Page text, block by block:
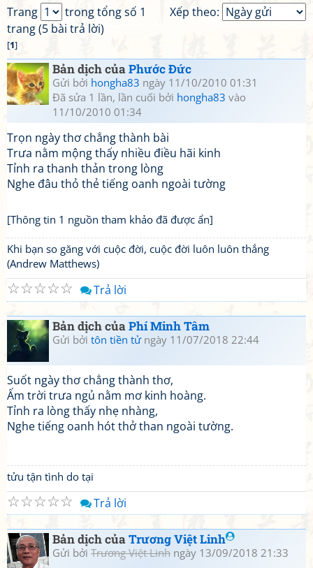
Xếp theo:
Trang
trong tổng số 1
trang (5 bài trả lời)
[1]
Bản dịch củaPhước Đức
Gửi bởi hongha83 ngày 11/10/2010 01:31
Đã sửa 1 lần, lần cuối bởi hongha83 vào
11/10/2010 01:34
Trọn ngày thơ chẳng thành bài
Trưa nằm mộng thấy nhiều điều hãi kinh
Tỉnh ra thanh thản trong lòng
Nghe đâu thỏ thẻ tiếng oanh ngoài tường
[Thông tin 1 nguồn tham khảo đã được ẩn]
Khi bạn so găng với cuộc đời, cuộc đời luôn luôn thắng
(Andrew Matthews)
☆
☆
☆
☆
☆ Trả lời
Bản dịch củaPhí Minh Tâm
Gửi bởi tôn tiền tửngày 11/07/2018 22:44
Suốt ngày thơ chẳng thành thơ,
Ấm trời trưa ngủ nằm mơ kinh hoàng.
Tỉnh ra lòng thấy nhẹ nhàng,
Nghe tiếng oanh hót thở than ngoài tường.
tửu tận tình do tại
☆
☆
☆
☆
☆ Trả lời
Bản dịch củaTrương Việt Linh
Gửi bởi Trương Việt Linh ngày 13/09/2018 21:33